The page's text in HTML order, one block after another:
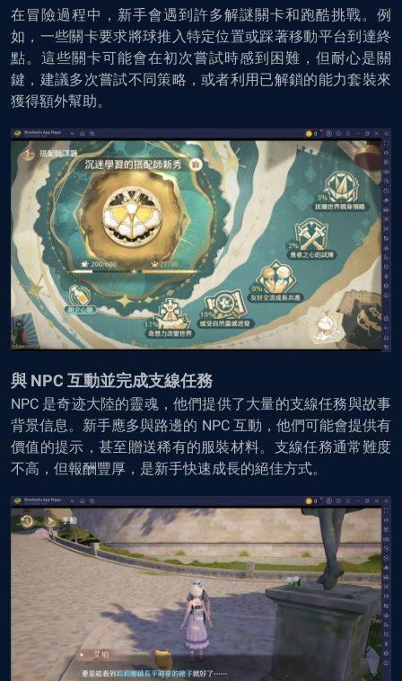
在冒險過程中，新手會遇到許多解謎關卡和跑酷挑戰。例
如，一些關卡要求將球推入特定位置或踩著移動平台到達終
點。這些關卡可能會在初次嘗試時感到困難，但耐心是關
鍵，建議多次嘗試不同策略，或者利用已解鎖的能力套裝來
獲得額外幫助。
與 NPC 互動並完成支線任務
NPC 是奇迹大陸的靈魂，他們提供了大量的支線任務與故事
背景信息。新手應多與路邊的 NPC 互動，他們可能會提供有
價值的提示，甚至贈送稀有的服裝材料。支線任務通常難度
不高，但報酬豐厚，是新手快速成長的絕佳方式。